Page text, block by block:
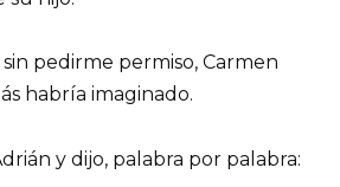
sin pedirme permiso, Carmen
habría imaginado.
y dijo, palabra por palabra: